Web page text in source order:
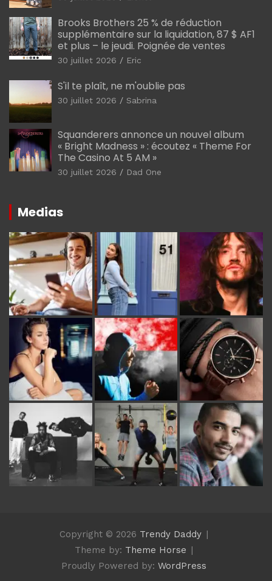
Brooks Brothers 25 % de réduction
supplémentaire sur la liquidation, 87 $ AF1
et plus – le jeudi. Poignée de ventes
30 juillet 2026 Eric
S'il te plaît, ne m'oublie pas
30 juillet 2026 Sabrina
Squanderers annonce un nouvel album
« Bright Madness » : écoutez « Theme For
The Casino At 5 AM »
30 juillet 2026 Dad One
Medias
Copyright © 2026 Trendy Daddy
Theme by: Theme Horse
Proudly Powered by: WordPress